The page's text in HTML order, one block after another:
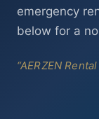
emergency
below for a
“AERZEN